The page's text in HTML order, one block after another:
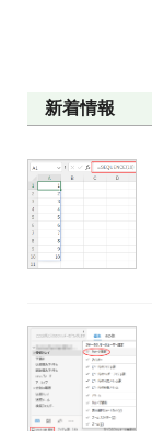
新着情報